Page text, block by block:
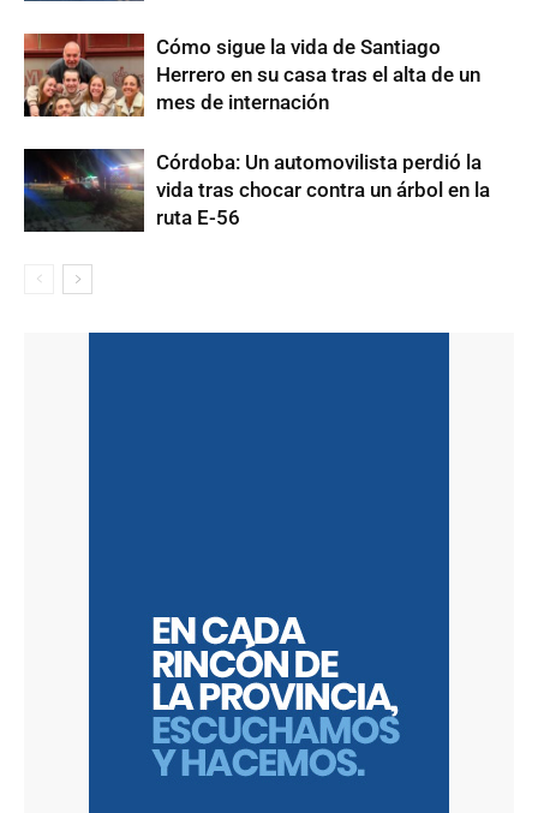
Cómo sigue la vida de Santiago
Herrero en su casa tras el alta de un
mes de internación
Córdoba: Un automovilista perdió la
vida tras chocar contra un árbol en la
ruta E-56